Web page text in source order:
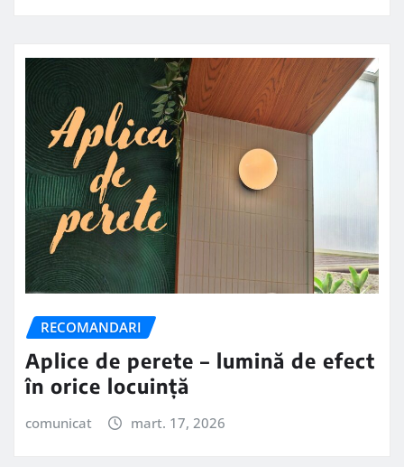
RECOMANDARI
Aplice de perete – lumină de efect
în orice locuință
comunicat mart. 17, 2026